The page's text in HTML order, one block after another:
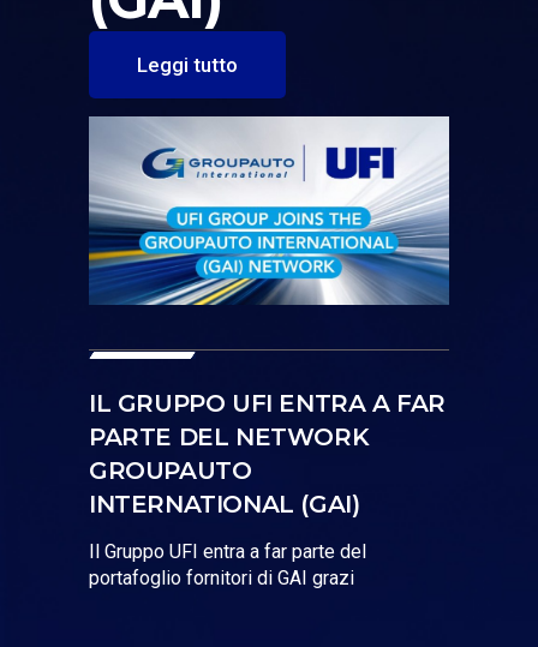
Leggi tutto
IL GRUPPO UFI ENTRA A FAR
PARTE DEL NETWORK
GROUPAUTO
INTERNATIONAL (GAI)
Il Gruppo UFI entra a far parte del
portafoglio fornitori di GAI grazi